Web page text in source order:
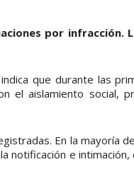
por infracción.
que durante las
el aislamiento social,
En la mayoría
notificación e